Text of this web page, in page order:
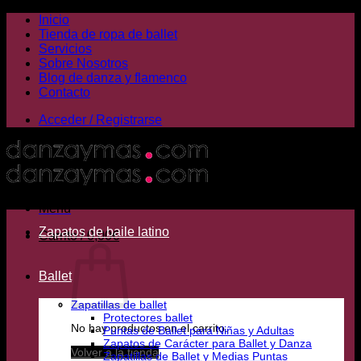
Saltar
contenido
Inicio
Tienda de ropa de ballet
Servicios
Sobre Nosotros
Blog de danza y flamenco
Contacto
Acceder / Registrarse
Menú
Carrito /0,00€
No hay productos en el carrito.
Volver a la tienda
Zapatos de baile latino
Ballet
Zapatillas de ballet
Protectores ballet
Puntas de Ballet para Niñas y Adultas
Zapatos de Carácter para Ballet y Danza
Zapatillas de Ballet y Medias Puntas